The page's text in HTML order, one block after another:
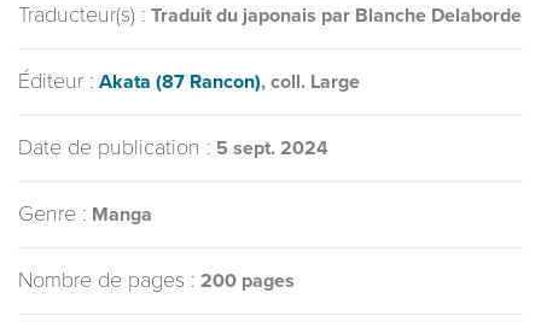
Traducteur(s) : Traduit du japonais par Blanche Delaborde
Éditeur : Akata (87 Rancon), coll. Large
Date de publication : 5 sept. 2024
Genre : Manga
Nombre de pages : 200 pages